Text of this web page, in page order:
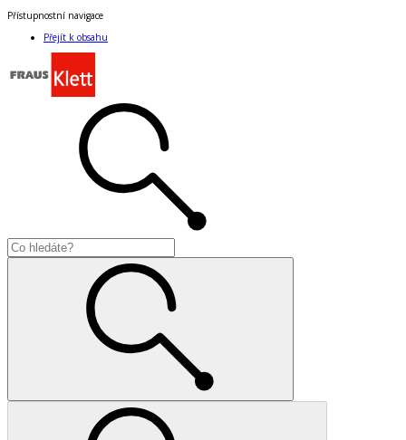
Přístupnostní navigace
Přejít k obsahu